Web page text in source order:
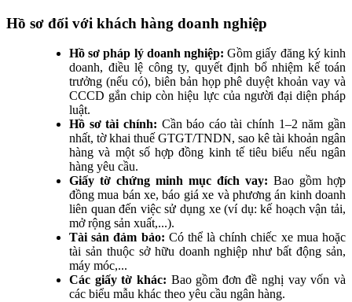
Hồ sơ đối với khách hàng doanh nghiệp
Hồ sơ pháp lý doanh nghiệp:Gồm giấy đăng ký kinh
doanh, điều lệ công ty, quyết định bổ nhiệm kế toán
trưởng (nếu có), biên bản họp phê duyệt khoản vay và
CCCD gắn chip còn hiệu lực của người đại diện pháp
luật.
Hồ sơ tài chính: Cần báo cáo tài chính 1–2 năm gần
nhất, tờ khai thuế GTGT/TNDN, sao kê tài khoản ngân
hàng và một số hợp đồng kinh tế tiêu biểu nếu ngân
hàng yêu cầu.
Giấy tờ chứng minh mục đích vay: Bao gồm hợp
đồng mua bán xe, báo giá xe và phương án kinh doanh
liên quan đến việc sử dụng xe (ví dụ: kế hoạch vận tải,
mở rộng sản xuất,...).
Tài sản đảm bảo: Có thể là chính chiếc xe mua hoặc
tài sản thuộc sở hữu doanh nghiệp như bất động sản,
máy móc,...
Các giấy tờ khác: Bao gồm đơn đề nghị vay vốn và
các biểu mẫu khác theo yêu cầu ngân hàng.